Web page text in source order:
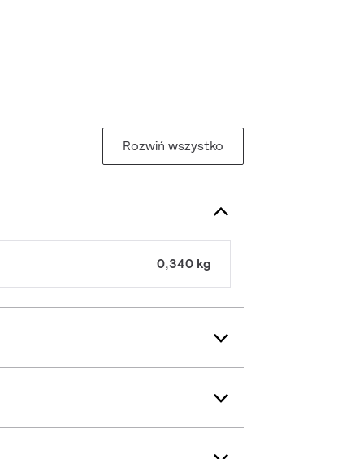
Rozwiń wszystko
0,340 kg